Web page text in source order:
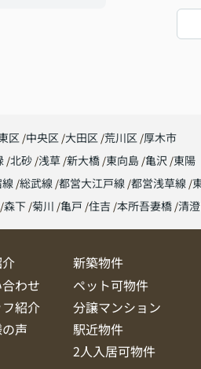
区 中央区 大田区 荒川区 厚木市
北砂 浅草 新大橋 東向島 亀沢 東陽
総武線 都営大江戸線 都営浅草線
森下 菊川 亀戸 住吉 本所吾妻橋 清
新築物件
わせ
ペット可物件
紹介
分譲マンション
声
駅近物件
2人入居可物件